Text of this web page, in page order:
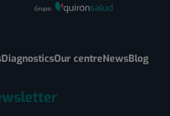
DiagnosticsOur centreNewsBlog